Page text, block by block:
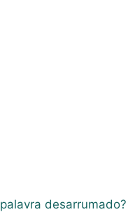
desarrumado?